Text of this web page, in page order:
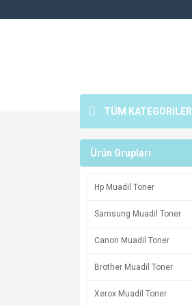
TÜM KATEGORİLER
Ürün Grupları
Hp Muadil Toner
Samsung Muadil Toner
Canon Muadil Toner
Brother Muadil Toner
Xerox Muadil Toner